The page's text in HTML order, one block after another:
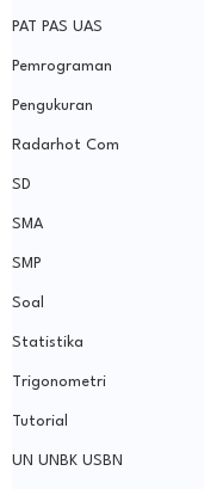
PAT PAS UAS
Pemrograman
Pengukuran
Radarhot Com
SD
SMA
SMP
Soal
Statistika
Trigonometri
Tutorial
UN UNBK USBN